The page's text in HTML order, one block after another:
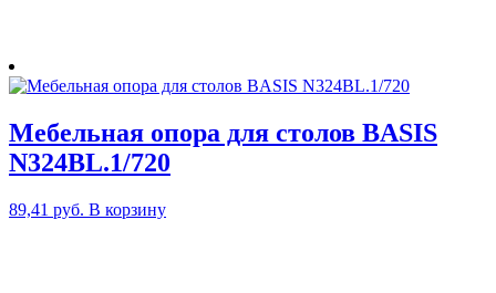
Мебельная опора для столов BASIS
N324BL.1/720
89,41 руб. В корзину